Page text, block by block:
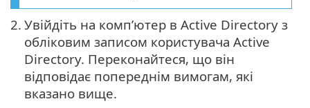
2. Увійдіть на комп’ютер в Active Directory з
обліковим записом користувача Active
Directory. Переконайтеся, що він
відповідає попереднім вимогам, які
вказано вище.